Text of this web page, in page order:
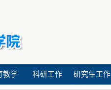
教学 科研工作 研究生工作